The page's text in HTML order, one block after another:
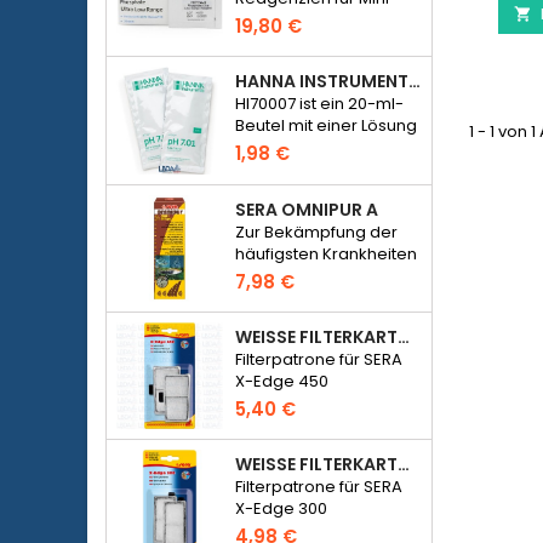
Photometer Checker
HC Phosphat (HI774),
25 Tests
19,80 €
HANNA INSTRUMENTS HI70007 - PH 7,01 KALIBRIERLÖSUNG FÜR ELEKTRONISCHES PH-METER
HI70007 ist ein 20-ml-
Beutel mit einer Lösung
mit einem pH-Wert von
7,01 zur Kalibrierung
elektronischer pH-
Meter
1,98 €
SERA OMNIPUR A
Zur Bekämpfung der
häufigsten Krankheiten
von
Süßwasserzierfischen.
7,98 €
WEISSE FILTERKARTUSCHE FÜR SERA X-EDGE 450 - 2 STÜCK
Filterpatrone für SERA
X-Edge 450
5,40 €
WEISSE FILTERKARTUSCHE FÜR SERA X-EDGE 300 - 2 STÜCK
Filterpatrone für SERA
X-Edge 300
4,98 €

1 - 1 von